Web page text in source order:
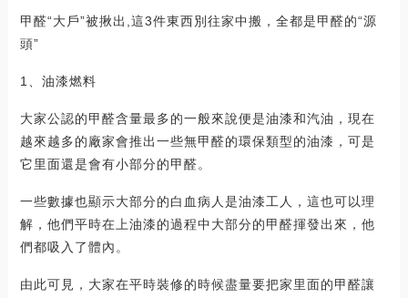
甲醛“大戶”被揪出,這3件東西別往家中搬，全都是甲醛的“源
頭”
1、油漆燃料
大家公認的甲醛含量最多的一般來說便是油漆和汽油，現在
越來越多的廠家會推出一些無甲醛的環保類型的油漆，可是
它里面還是會有小部分的甲醛。
一些數據也顯示大部分的白血病人是油漆工人，這也可以理
解，他們平時在上油漆的過程中大部分的甲醛揮發出來，他
們都吸入了體內。
由此可見，大家在平時裝修的時候盡量要把家里面的甲醛讓